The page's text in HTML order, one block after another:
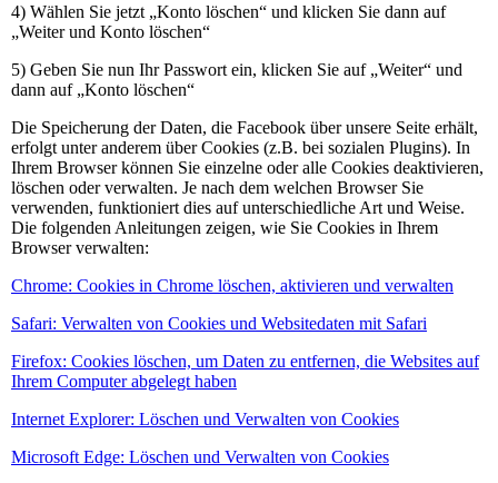
4) Wählen Sie jetzt „Konto löschen“ und klicken Sie dann auf
„Weiter und Konto löschen“
5) Geben Sie nun Ihr Passwort ein, klicken Sie auf „Weiter“ und
dann auf „Konto löschen“
Die Speicherung der Daten, die Facebook über unsere Seite erhält,
erfolgt unter anderem über Cookies (z.B. bei sozialen Plugins). In
Ihrem Browser können Sie einzelne oder alle Cookies deaktivieren,
löschen oder verwalten. Je nach dem welchen Browser Sie
verwenden, funktioniert dies auf unterschiedliche Art und Weise.
Die folgenden Anleitungen zeigen, wie Sie Cookies in Ihrem
Browser verwalten:
Chrome: Cookies in Chrome löschen, aktivieren und verwalten
Safari: Verwalten von Cookies und Websitedaten mit Safari
Firefox: Cookies löschen, um Daten zu entfernen, die Websites auf
Ihrem Computer abgelegt haben
Internet Explorer: Löschen und Verwalten von Cookies
Microsoft Edge: Löschen und Verwalten von Cookies